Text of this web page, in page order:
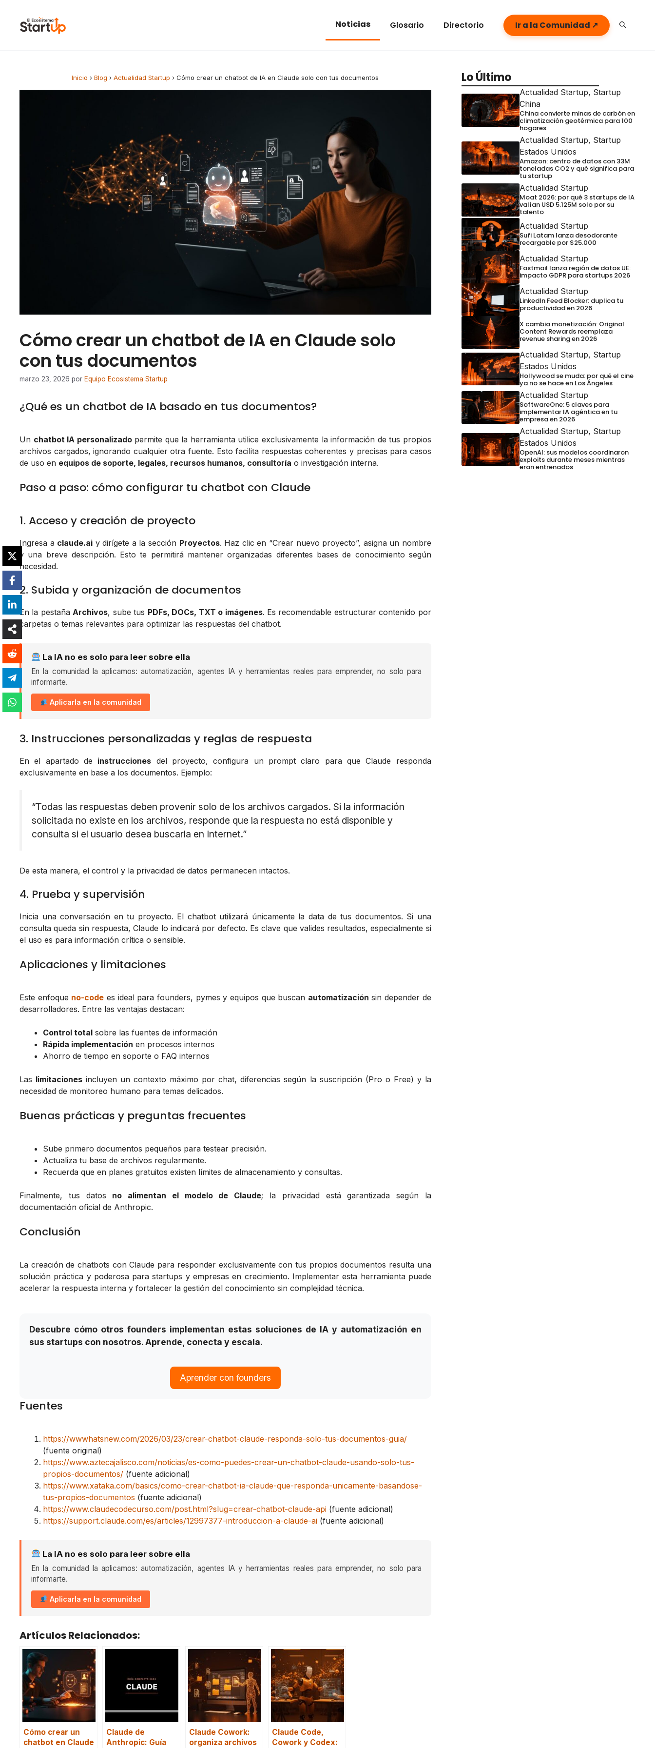
Noticias Glosario Directorio Ir a la Comunidad ↗
Inicio › Blog › Actualidad Startup › Cómo crear un chatbot de IA en Claude solo con tus documentos
Cómo crear un chatbot de IA en Claude solo
con tus documentos
marzo 23, 2026 por Equipo Ecosistema Startup
¿Qué es un chatbot de IA basado en tus documentos?
Un chatbot IA personalizadopermite que la herramienta utilice exclusivamente la información de tus propios
archivos cargados, ignorando cualquier otra fuente. Esto facilita respuestas coherentes y precisas para casos
de uso en equipos de soporte, legales, recursos humanos, consultoría o investigación interna.
Paso a paso: cómo configurar tu chatbot con Claude
1. Acceso y creación de proyecto
Ingresa a claude.ai y dirígete a la sección Proyectos. Haz clic en “Crear nuevo proyecto”, asigna un nombre
y una breve descripción. Esto te permitirá mantener organizadas diferentes bases de conocimiento según
necesidad.
2. Subida y organización de documentos
En la pestañaArchivos, sube tus PDFs, DOCs, TXT o imágenes. Es recomendable estructurar contenido por
carpetas o temas relevantes para optimizar las respuestas del chatbot.
La IA no es solo para leer sobre ella
En la comunidad la aplicamos: automatización, agentes IA y herramientas reales para emprender, no solo para
informarte.
Aplicarla en la comunidad
3. Instrucciones personalizadas y reglas de respuesta
En el apartado de instrucciones del proyecto, configura un prompt claro para que Claude responda
exclusivamente en base a los documentos. Ejemplo:
“Todas las respuestas deben provenir solo de los archivos cargados. Si la información
solicitada no existe en los archivos, responde que la respuesta no está disponible y
consulta si el usuario desea buscarla en Internet.”
De esta manera, el control y la privacidad de datos permanecen intactos.
4. Prueba y supervisión
Inicia una conversación en tu proyecto. El chatbot utilizará únicamente la data de tus documentos. Si una
consulta queda sin respuesta, Claude lo indicará por defecto. Es clave que valides resultados, especialmente si
el uso es para información crítica o sensible.
Aplicaciones y limitaciones
Este enfoque no-code es ideal para founders, pymes y equipos que buscan automatización sin depender de
desarrolladores. Entre las ventajas destacan:
Control total sobre las fuentes de información
Rápida implementación en procesos internos
Ahorro de tiempo en soporte o FAQ internos
Las limitaciones incluyen un contexto máximo por chat, diferencias según la suscripción (Pro o Free) y la
necesidad de monitoreo humano para temas delicados.
Buenas prácticas y preguntas frecuentes
Sube primero documentos pequeños para testear precisión.
Actualiza tu base de archivos regularmente.
Recuerda que en planes gratuitos existen límites de almacenamiento y consultas.
Finalmente, tus datos no alimentan el modelo de Claude; la privacidad está garantizada según la
documentación oficial de Anthropic.
Conclusión
La creación de chatbots con Claude para responder exclusivamente con tus propios documentos resulta una
solución práctica y poderosa para startups y empresas en crecimiento. Implementar esta herramienta puede
acelerar la respuesta interna y fortalecer la gestión del conocimiento sin complejidad técnica.
Descubre cómo otros founders implementan estas soluciones de IA y automatización en
sus startups con nosotros. Aprende, conecta y escala.
Aprender con founders
Fuentes
https://wwwhatsnew.com/2026/03/23/crear-chatbot-claude-responda-solo-tus-documentos-guia/
(fuente original)
https://www.aztecajalisco.com/noticias/es-como-puedes-crear-un-chatbot-claude-usando-solo-tus-
propios-documentos/ (fuente adicional)
https://www.xataka.com/basics/como-crear-chatbot-ia-claude-que-responda-unicamente-basandose-
tus-propios-documentos (fuente adicional)
https://www.claudecodecurso.com/post.html?slug=crear-chatbot-claude-api (fuente adicional)
https://support.claude.com/es/articles/12997377-introduccion-a-claude-ai (fuente adicional)
La IA no es solo para leer sobre ella
En la comunidad la aplicamos: automatización, agentes IA y herramientas reales para emprender, no solo para
informarte.
Aplicarla en la comunidad
Artículos Relacionados:
Cómo crear un
chatbot en Claude
Claude de
Anthropic: Guía
Claude Cowork:
organiza archivos
Claude Code,
Cowork y Codex:
Lo Último
Actualidad Startup, Startup
China
China convierte minas de carbón en
climatización geotérmica para 100
hogares
Actualidad Startup, Startup
Estados Unidos
Amazon: centro de datos con 33M
toneladas CO2 y qué significa para
tu startup
Actualidad Startup
Moat 2026: por qué 3 startups de IA
valían USD 5.125M solo por su
talento
Actualidad Startup
Sufi Latam lanza desodorante
recargable por $25.000
Actualidad Startup
Fastmail lanza región de datos UE:
impacto GDPR para startups 2026
Actualidad Startup
LinkedIn Feed Blocker: duplica tu
productividad en 2026
X cambia monetización: Original
Content Rewards reemplaza
revenue sharing en 2026
Actualidad Startup, Startup
Estados Unidos
Hollywood se muda: por qué el cine
ya no se hace en Los Ángeles
Actualidad Startup
SoftwareOne: 5 claves para
implementar IA agéntica en tu
empresa en 2026
Actualidad Startup, Startup
Estados Unidos
OpenAI: sus modelos coordinaron
exploits durante meses mientras
eran entrenados